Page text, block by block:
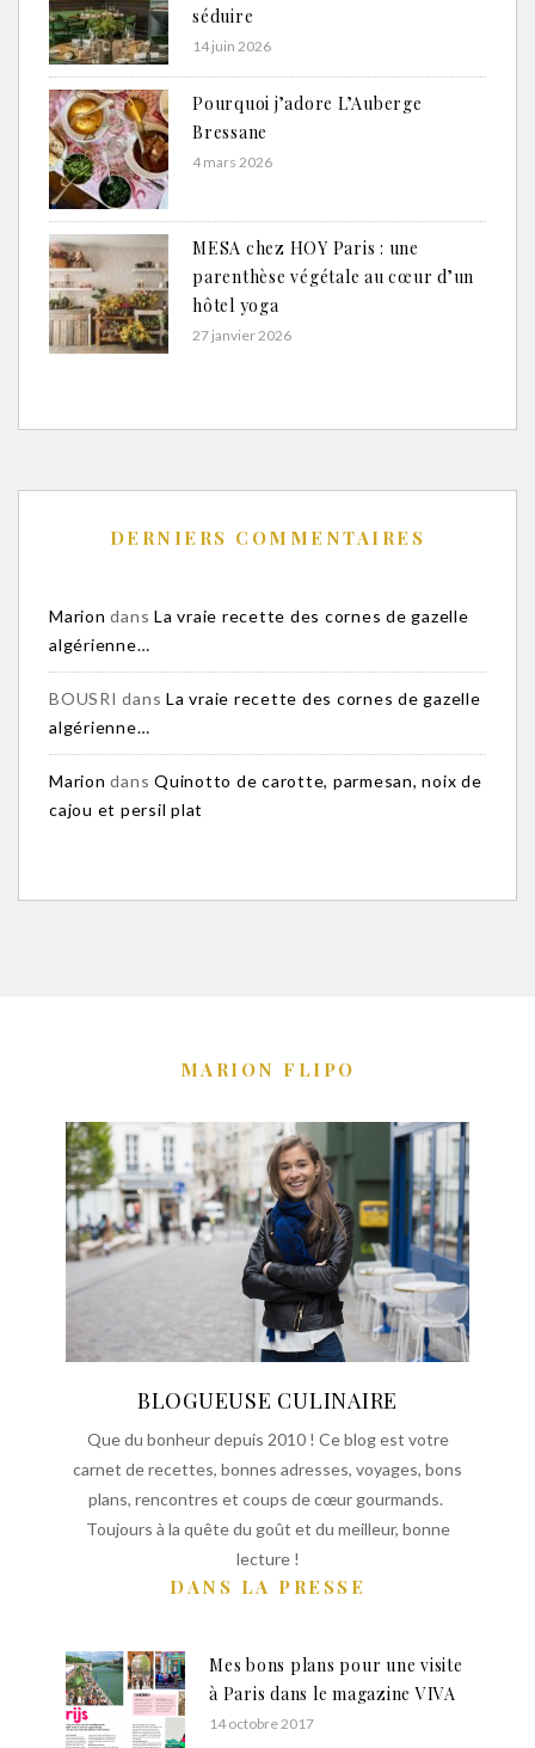
séduire
14 juin 2026
Pourquoi j’adore L’Auberge
Bressane
4 mars 2026
MESA chez HOY Paris : une
parenthèse végétale au cœur d’un
hôtel yoga
27 janvier 2026
DERNIERS COMMENTAIRES
Marion dans La vraie recette des cornes de gazelle
algérienne…
BOUSRI dans La vraie recette des cornes de gazelle
algérienne…
Marion dans Quinotto de carotte, parmesan, noix de
cajou et persil plat
MARION FLIPO
BLOGUEUSE CULINAIRE
Que du bonheur depuis 2010 ! Ce blog est votre
carnet de recettes, bonnes adresses, voyages, bons
plans, rencontres et coups de cœur gourmands.
Toujours à la quête du goût et du meilleur, bonne
lecture !
DANS LA PRESSE
Mes bons plans pour une visite
à Paris dans le magazine VIVA
14 octobre 2017